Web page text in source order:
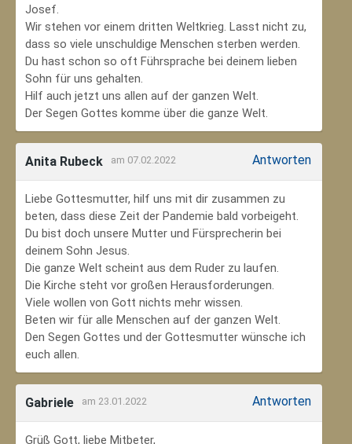
Josef.
Wir stehen vor einem dritten Weltkrieg. Lasst nicht zu,
dass so viele unschuldige Menschen sterben werden.
Du hast schon so oft Führsprache bei deinem lieben
Sohn für uns gehalten.
Hilf auch jetzt uns allen auf der ganzen Welt.
Der Segen Gottes komme über die ganze Welt.
Anita Rubeck am 07.02.2022 Antworten
Liebe Gottesmutter, hilf uns mit dir zusammen zu
beten, dass diese Zeit der Pandemie bald vorbeigeht.
Du bist doch unsere Mutter und Fürsprecherin bei
deinem Sohn Jesus.
Die ganze Welt scheint aus dem Ruder zu laufen.
Die Kirche steht vor großen Herausforderungen.
Viele wollen von Gott nichts mehr wissen.
Beten wir für alle Menschen auf der ganzen Welt.
Den Segen Gottes und der Gottesmutter wünsche ich
euch allen.
Gabriele am 23.01.2022 Antworten
Grüß Gott, liebe Mitbeter,